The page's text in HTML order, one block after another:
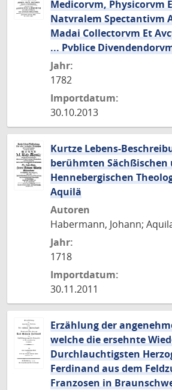
Medicorvm, Physicorvm
Natvralem Spectantivm
Madai Collectorvm Et
... Pvblice
Jahr:
1782
Importdatum:
30.10.2013
Kurtze Lebens-
berühmten Sächßischen
Hennebergischen
Aquilä
Autoren
Habermann, Johann;
Jahr:
1718
Importdatum:
30.11.2011
Erzählung der
welche die ersehnte
Durchlauchtigsten
Ferdinand aus dem
Franzosen in